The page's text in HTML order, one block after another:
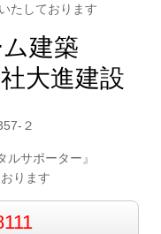
たしております
建築
大進建設
２
ルサポーター』
ります